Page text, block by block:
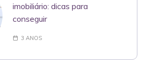
imobiliário: dicas para
conseguir
3 ANOS